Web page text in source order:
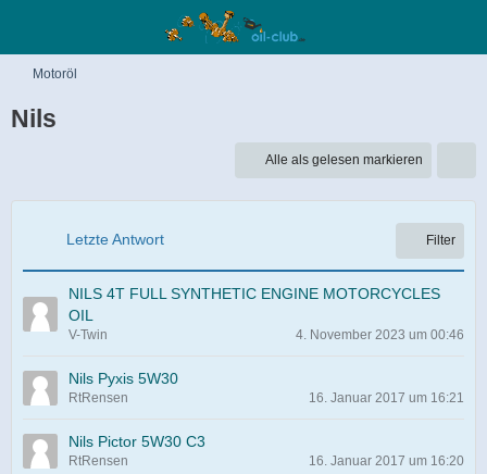
Motoröl
Nils
Alle als gelesen markieren
Letzte Antwort Filter
NILS 4T FULL SYNTHETIC ENGINE MOTORCYCLES
OIL
V-Twin 4. November 2023 um 00:46
Nils Pyxis 5W30
RtRensen 16. Januar 2017 um 16:21
Nils Pictor 5W30 C3
RtRensen 16. Januar 2017 um 16:20